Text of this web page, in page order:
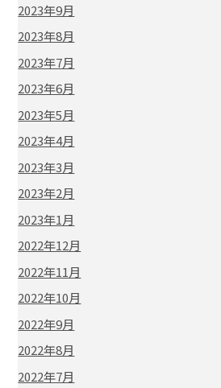
2023年9月
2023年8月
2023年7月
2023年6月
2023年5月
2023年4月
2023年3月
2023年2月
2023年1月
2022年12月
2022年11月
2022年10月
2022年9月
2022年8月
2022年7月